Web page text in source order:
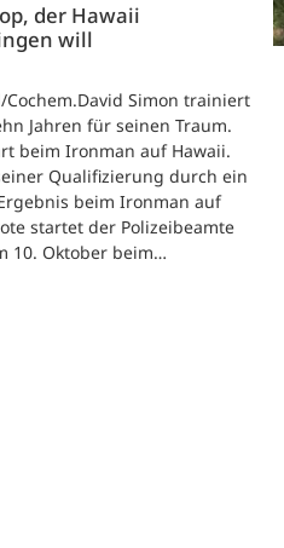
der Hawaii
will
Cochem.David Simon trainiert
Jahren für seinen Traum.
beim Ironman auf Hawaii.
Qualifizierung durch ein
beim Ironman auf
startet der Polizeibeamte
10. Oktober beim…